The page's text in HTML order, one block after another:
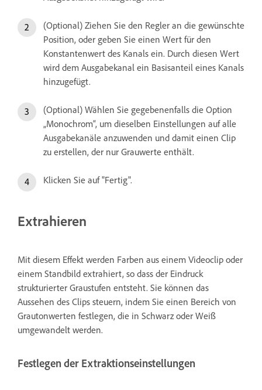
(Optional) Ziehen Sie den Regler an die gewünschte
Position, oder geben Sie einen Wert für den
Konstantenwert des Kanals ein. Durch diesen Wert
wird dem Ausgabekanal ein Basisanteil eines Kanals
hinzugefügt.
(Optional) Wählen Sie gegebenenfalls die Option
„Monochrom“, um dieselben Einstellungen auf alle
Ausgabekanäle anzuwenden und damit einen Clip
zu erstellen, der nur Grauwerte enthält.
Klicken Sie auf "Fertig".
Extrahieren
Mit diesem Effekt werden Farben aus einem Videoclip oder
einem Standbild extrahiert, so dass der Eindruck
strukturierter Graustufen entsteht. Sie können das
Aussehen des Clips steuern, indem Sie einen Bereich von
Grautonwerten festlegen, die in Schwarz oder Weiß
umgewandelt werden.
Festlegen der Extraktionseinstellungen